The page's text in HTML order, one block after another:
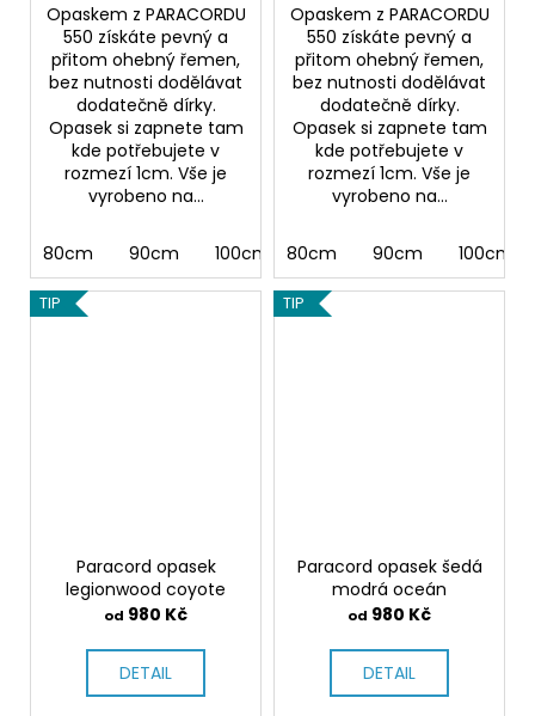
Opaskem z PARACORDU
550 získáte pevný a
přitom ohebný řemen,
bez nutnosti dodělávat
dodatečně dírky.
Opasek si zapnete tam
kde potřebujete v
rozmezí 1cm. Vše je
vyrobeno na...
80cm 90cm 100cm 110cm 120cm
Opaskem z PARACORDU
550 získáte pevný a
přitom ohebný řemen,
bez nutnosti dodělávat
dodatečně dírky.
Opasek si zapnete tam
kde potřebujete v
rozmezí 1cm. Vše je
vyrobeno na...
80cm 90cm 100cm
TIP
Paracord opasek
legionwood coyote
od 980 Kč
DETAIL
TIP
Paracord opasek šedá
modrá oceán
od 980 Kč
DETAIL